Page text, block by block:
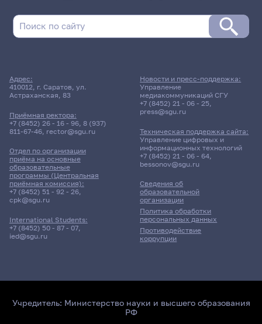
Адрес:
410012, г. Саратов, ул.
Астраханская, 83
Приёмная ректора:
+7 (8452) 26 - 16 - 96, 8 (937)
811-67-46, rector@sgu.ru
Отдел по организации
приёма на основные
образовательные
программы (Центральная
приёмная комиссия):
+7 (8452) 51 - 92 - 26,
cpk@sgu.ru
International Students:
+7 (8452) 50 - 87 - 07,
ied@sgu.ru
Сведения об
образовательной
организации
Политика обработки
персональных данных
Противодействие
коррупции
Новости и пресс-поддержка:
Управление
медиакоммуникаций СГУ
+7 (8452) 21 - 06 - 25,
press@sgu.ru
Техническая поддержка сайта:
Управление цифровых и
информационных технологий
+7 (8452) 21 - 06 - 64,
bessonov@sgu.ru
Учредитель: Министерство науки и высшего образования
РФ